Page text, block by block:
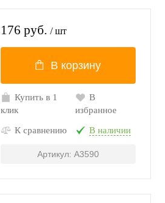
176 руб. / шт
В корзину
Купить в 1
клик
В
избранное
К сравнению В наличии
Артикул: A3590